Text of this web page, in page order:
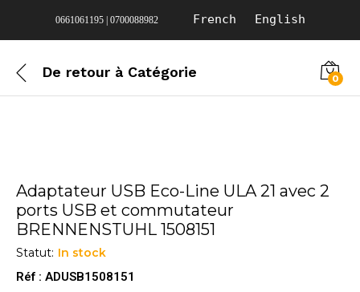
0661061195 | 0700088982 French English
De retour àCatégorie 0
Adaptateur USB Eco-Line ULA 21 avec 2
ports USB et commutateur
BRENNENSTUHL 1508151
Statut: In stock
Réf : ADUSB1508151